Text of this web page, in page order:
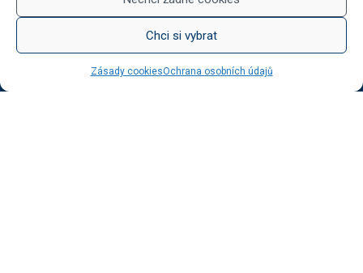
Chci si vybrat
Zásady cookiesOchrana osobních údajů